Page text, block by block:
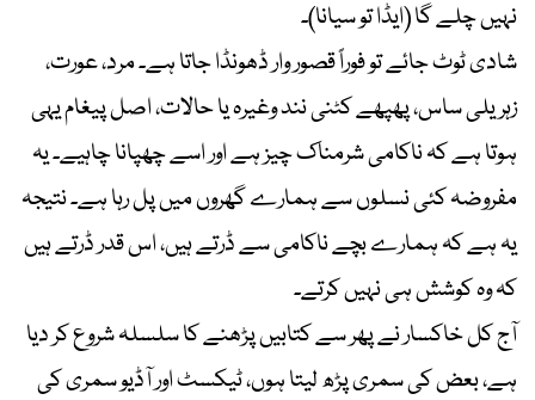
نہیں چلے گا (ایڈا تو سیانا)۔
شادی ٹوٹ جائے تو فوراً قصور وار ڈھونڈا جاتا ہے۔ مرد، عورت،
زہریلی ساس، پھپھے کٹنی نند وغیرہ یا حالات، اصل پیغام یہی
ہوتا ہے کہ ناکامی شرمناک چیز ہے اور اسے چھپانا چاہیے۔ یہ
مفروضہ کئی نسلوں سے ہمارے گھروں میں پل رہا ہے۔ نتیجہ
یہ ہے کہ ہمارے بچے ناکامی سے ڈرتے ہیں، اس قدر ڈرتے ہیں
کہ وہ کوشش ہی نہیں کرتے۔
آج کل خاکسار نے پھر سے کتابیں پڑھنے کا سلسلہ شروع کر دیا
ہے، بعض کی سمری پڑھ لیتا ہوں، ٹیکسٹ اور آڈیو سمری کی